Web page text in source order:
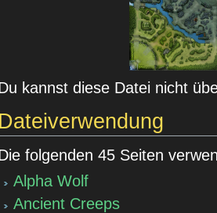
kannst diese Datei nicht
Dateiverwendung
folgenden 45 Seiten
Alpha Wolf
Ancient Creeps